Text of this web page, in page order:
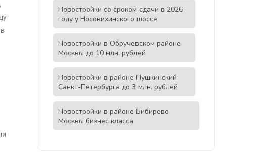
Новостройки со сроком сдачи в 2026
году у Носовихинского шоссе
Новостройки в Обручевском районе
Москвы до 10 млн. рублей
Новостройки в районе Пушкинский
Санкт-Петербурга до 3 млн. рублей
Новостройки в районе Бибирево
Москвы бизнес класса